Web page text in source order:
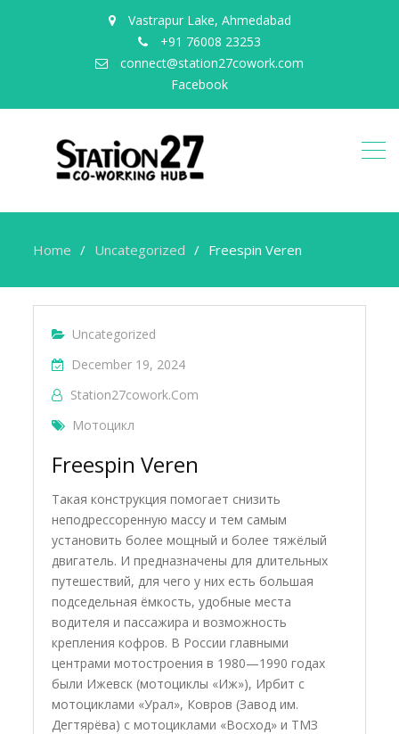
Vastrapur Lake, Ahmedabad
+91 76008 23253
connect@station27cowork.com
Facebook
Home Uncategorized Freespin Veren
Uncategorized
December 19, 2024
Station27cowork.com
Мотоцикл
Freespin Veren
Такая конструкция помогает снизить
неподрессоренную массу и тем самым
установить более мощный и более тяжёлый
двигатель. И предназначены для длительных
путешествий, для чего у них есть большая
подседельная ёмкость, удобные места
водителя и пассажира и возможность
крепления кофров. В России главными
центрами мотостроения в 1980—1990 годах
были Ижевск (мотоциклы «Иж»), Ирбит с
мотоциклами «Урал», Ковров (Завод им.
Дегтярёва) с мотоциклами «Восход» и ТМЗ